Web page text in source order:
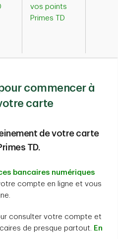
vos points
Primes TD
commencer à
carte
de votre carte
TD.
bancaires numériques
compte en ligne et vous
consulter votre compte et
de presque partout. En